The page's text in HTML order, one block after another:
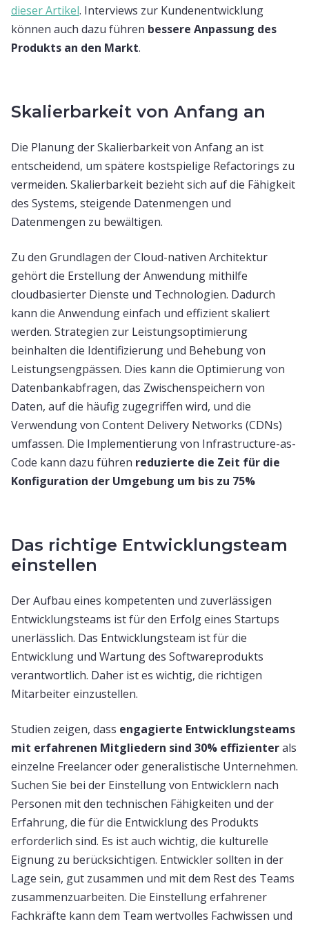
dieser Artikel. Interviews zur Kundenentwicklung
können auch dazu führen bessere Anpassung des
Produkts an den Markt.
Skalierbarkeit von Anfang an
Die Planung der Skalierbarkeit von Anfang an ist
entscheidend, um spätere kostspielige Refactorings zu
vermeiden. Skalierbarkeit bezieht sich auf die Fähigkeit
des Systems, steigende Datenmengen und
Datenmengen zu bewältigen.
Zu den Grundlagen der Cloud-nativen Architektur
gehört die Erstellung der Anwendung mithilfe
cloudbasierter Dienste und Technologien. Dadurch
kann die Anwendung einfach und effizient skaliert
werden. Strategien zur Leistungsoptimierung
beinhalten die Identifizierung und Behebung von
Leistungsengpässen. Dies kann die Optimierung von
Datenbankabfragen, das Zwischenspeichern von
Daten, auf die häufig zugegriffen wird, und die
Verwendung von Content Delivery Networks (CDNs)
umfassen. Die Implementierung von Infrastructure-as-
Code kann dazu führen reduzierte die Zeit für die
Konfiguration der Umgebung um bis zu 75%
Das richtige Entwicklungsteam
einstellen
Der Aufbau eines kompetenten und zuverlässigen
Entwicklungsteams ist für den Erfolg eines Startups
unerlässlich. Das Entwicklungsteam ist für die
Entwicklung und Wartung des Softwareprodukts
verantwortlich. Daher ist es wichtig, die richtigen
Mitarbeiter einzustellen.
Studien zeigen, dass engagierte Entwicklungsteams
mit erfahrenen Mitgliedern sind 30% effizienterals
einzelne Freelancer oder generalistische Unternehmen.
Suchen Sie bei der Einstellung von Entwicklern nach
Personen mit den technischen Fähigkeiten und der
Erfahrung, die für die Entwicklung des Produkts
erforderlich sind. Es ist auch wichtig, die kulturelle
Eignung zu berücksichtigen. Entwickler sollten in der
Lage sein, gut zusammen und mit dem Rest des Teams
zusammenzuarbeiten. Die Einstellung erfahrener
Fachkräfte kann dem Team wertvolles Fachwissen und